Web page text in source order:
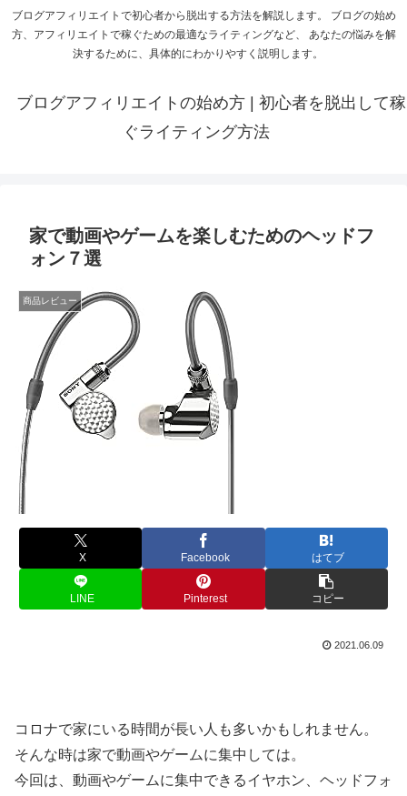
ブログアフィリエイトで初心者から脱出する方法を解説します。 ブログの始め
方、アフィリエイトで稼ぐための最適なライティングなど、 あなたの悩みを解
決するために、具体的にわかりやすく説明します。
ブログアフィリエイトの始め方 | 初心者を脱出して稼
ぐライティング方法
家で動画やゲームを楽しむためのヘッドフ
ォン７選
商品レビュー
X Facebook はてブ
LINE Pinterest コピー
2021.06.09
コロナで家にいる時間が長い人も多いかもしれません。
そんな時は家で動画やゲームに集中しては。
今回は、動画やゲームに集中できるイヤホン、ヘッドフォ